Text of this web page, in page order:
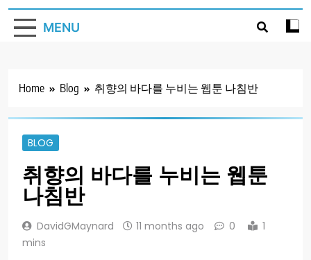
MENU
Home Blog 취향의 바다를 누비는 웹툰 나침반
BLOG
취향의 바다를 누비는 웹툰
나침반
DavidGMaynard 11 months ago 0
1
mins